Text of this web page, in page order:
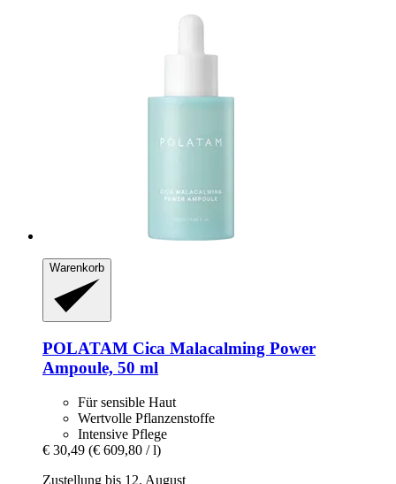
Warenkorb
POLATAM Cica Malacalming Power
Ampoule, 50 ml
Für sensible Haut
Wertvolle Pflanzenstoffe
Intensive Pflege
€ 30,49 (€ 609,80 / l)
Zustellung bis 12. August